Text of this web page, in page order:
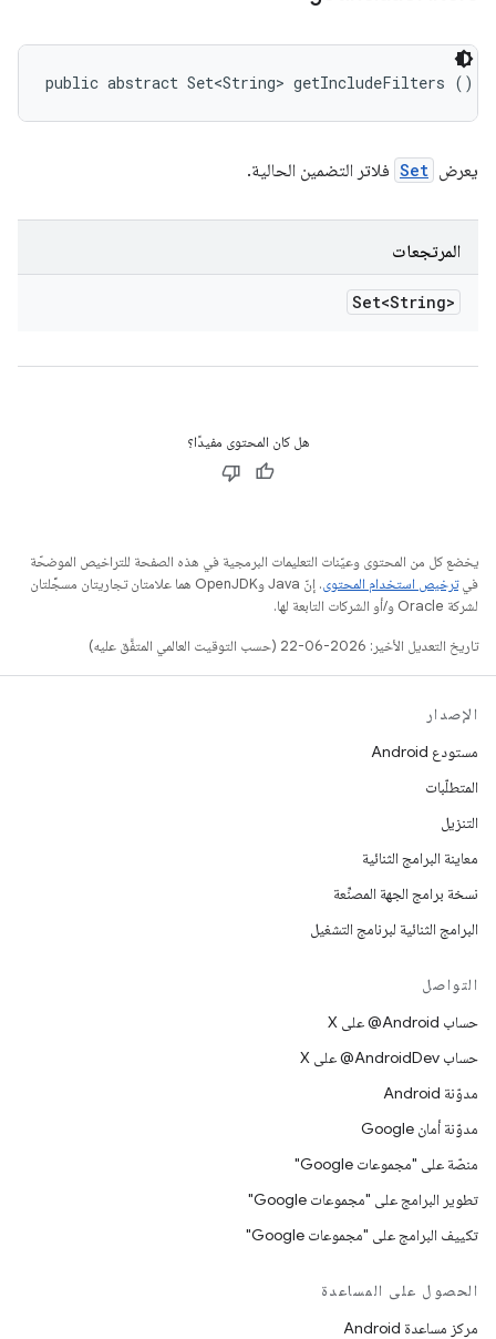
public abstract Set<String> getIncludeFilters ()
يعرض Set فلاتر التضمين الحالية.
المرتجعات
Set<String>
هل كان المحتوى مفيدًا؟
يخضع كل من المحتوى وعيّنات التعليمات البرمجية في هذه الصفحة للتراخيص الموضحّة
فيترخيص استخدام المحتوى
. إنّ Java وOpenJDK هما علامتان تجاريتان مسجَّلتان
لشركة Oracle و/أو الشركات التابعة لها.
تاريخ التعديل الأخير: 2026-06-22 (حسب التوقيت العالمي المتفَّق عليه)
الإصدار
مستودع Android
المتطلّبات
التنزيل
معاينة البرامج الثنائية
نسخة برامج الجهة المصنِّعة
البرامج الثنائية لبرنامج التشغيل
التواصل
حساب ‎@Android على X
حساب ‎@AndroidDev على X
مدوّنة Android
مدوّنة أمان Google
منصّة على "مجموعات Google"
تطوير البرامج على "مجموعات Google"
تكييف البرامج على "مجموعات Google"
الحصول على المساعدة
مركز مساعدة Android